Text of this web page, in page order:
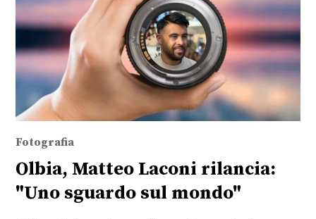
Fotografia
Olbia, Matteo Laconi rilancia:
"Uno sguardo sul mondo"